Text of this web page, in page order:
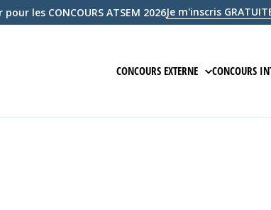
les CONCOURS ATSEM 2026Je m'inscris
CONCOURS EXTERNE
PRÉPARATION EN LIGNE
CONCOURS